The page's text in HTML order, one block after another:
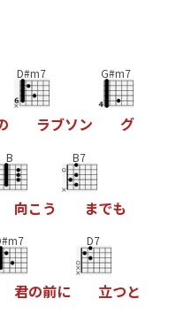
D#m7
ラブソン
G#m7
グ
B
向こ う
B7
までも
君の前に
D7
立つと